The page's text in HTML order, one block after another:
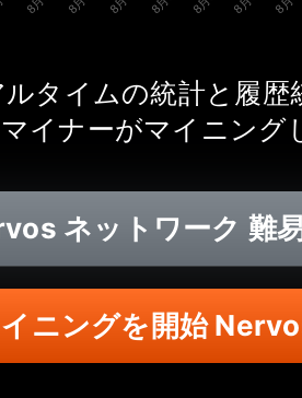
タイムの統計と履
イナーがマイニング
ネットワーク 難
ニングを開始